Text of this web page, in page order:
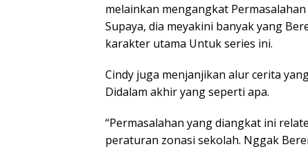
melainkan mengangkat
Supaya, dia meyakini banyak yang
karakter utama Untuk series ini.
Cindy juga menjanjikan alur cerita
Didalam akhir yang seperti apa.
“Permasalahan yang diangkat ini
peraturan zonasi sekolah. Nggak